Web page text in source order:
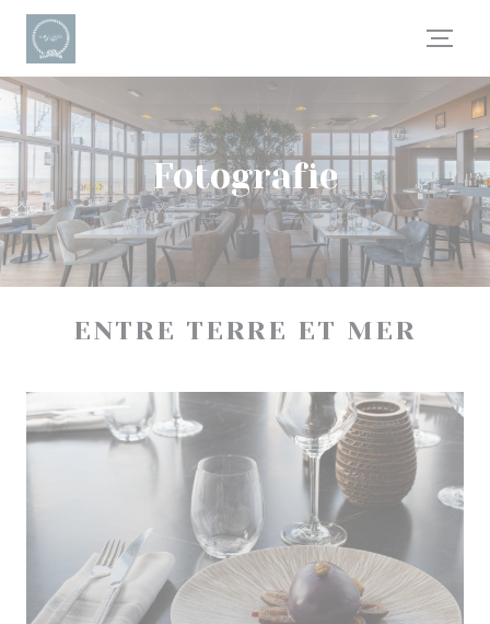
Panel pro správu cookies
Fotografie
ENTRE TERRE ET MER